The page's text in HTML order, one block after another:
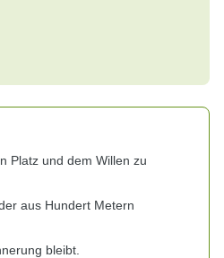
Platz und dem Willen zu
aus Hundert Metern
bleibt.